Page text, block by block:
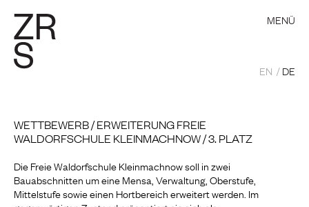
MENÜ
EN DE
WETTBEWERB / ERWEITERUNG FREIE
WALDORFSCHULE KLEINMACHNOW / 3. PLATZ
Die Freie Waldorfschule Kleinmachnow soll in zwei
Bauabschnitten um eine Mensa, Verwaltung, Oberstufe,
Mittelstufe sowie einen Hortbereich erweitert werden. Im